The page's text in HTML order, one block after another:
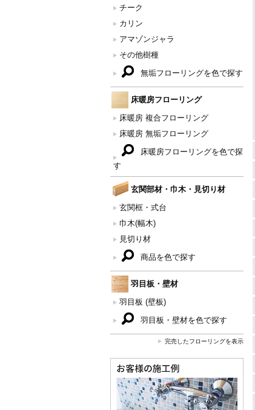
チーク
カリン
アマゾンジャラ
その他樹種
無垢フローリングを色で探す
床暖房フローリング
床暖房 複合フローリング
床暖房 無垢フローリング
床暖房フローリングを色で探
す
玄関部材・巾木・見切り材
玄関框・式台
巾木(幅木)
見切り材
商品を色で探す
羽目板・壁材
羽目板 (壁板)
羽目板・壁材を色で探す
完売したフローリングを表示